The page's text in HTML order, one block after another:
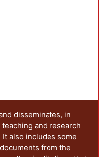
disseminates, in
and research
also includes some
from the